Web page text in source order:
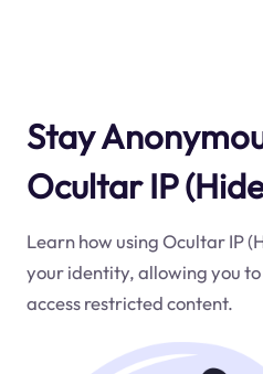
Stay
Ocultar IP
Learn how using Ocultar IP
your identity, allowing you
access restricted content.